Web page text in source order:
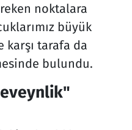
noktalara
büyük
karşı tarafa da
bulundu.